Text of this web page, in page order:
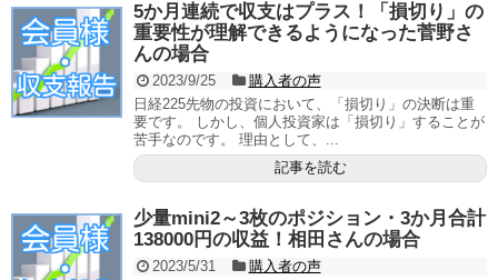
5か月連続で収支はプラス！「損切り」の
重要性が理解できるようになった菅野さ
んの場合
2023/9/25
購入者の声
日経225先物の投資において、「損切り」の決断は重
要です。 しかし、個人投資家は「損切り」することが
苦手なのです。 理由として、...
記事を読む
少量mini2～3枚のポジション・3か月合計
138000円の収益！相田さんの場合
2023/5/31
購入者の声